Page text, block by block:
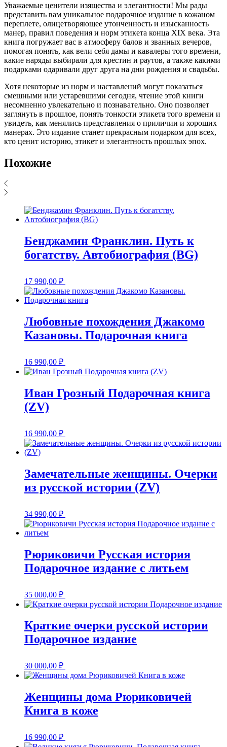
Уважаемые ценители изящества и элегантности! Мы рады
представить вам уникальное подарочное издание в кожаном
переплете, олицетворяющее утонченность и изысканность
манер, правил поведения и норм этикета конца XIX века. Эта
книга погружает вас в атмосферу балов и званных вечеров,
помогая понять, как вели себя дамы и кавалеры того времени,
какие наряды выбирали для крестин и раутов, а также какими
подарками одаривали друг друга на дни рождения и свадьбы.
Хотя некоторые из норм и наставлений могут показаться
смешными или устаревшими сегодня, чтение этой книги
несомненно увлекательно и познавательно. Оно позволяет
заглянуть в прошлое, понять тонкости этикета того времени и
увидеть, как менялись представления о приличии и хороших
манерах. Это издание станет прекрасным подарком для всех,
кто ценит историю, этикет и элегантность прошлых эпох.
Похожие
Бенджамин Франклин. Путь к
богатству. Автобиография (BG)
17 990,00 ₽
Любовные похождения Джакомо
Казановы. Подарочная книга
16 990,00 ₽
Иван Грозный Подарочная книга
(ZV)
16 990,00 ₽
Замечательные женщины. Очерки
из русской истории (ZV)
34 990,00 ₽
Рюриковичи Русская история
Подарочное издание с литьем
35 000,00 ₽
Краткие очерки русской истории
Подарочное издание
30 000,00 ₽
Женщины дома Рюриковичей
Книга в коже
16 990,00 ₽